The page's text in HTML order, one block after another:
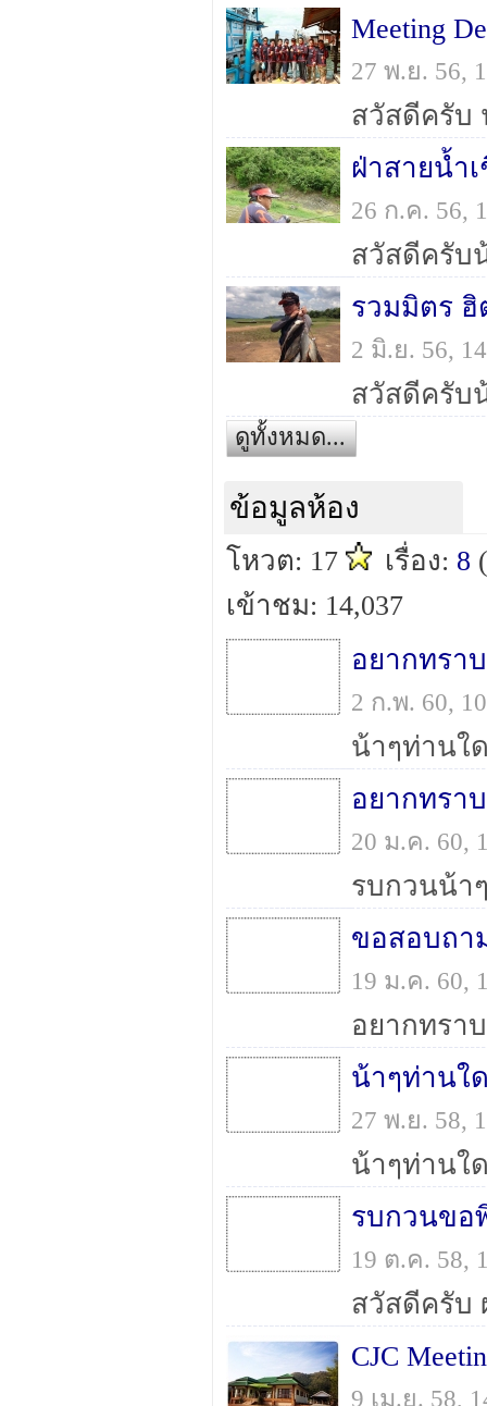
Meeting
27 พ.ย. 56,
26 ก.ค. 56,
รวมมิตร ฮิ
2 มิ.ย. 56,
ดูทั้งหมด...
ข้อมูลห้อง
โหวต: 17 เรื่อง: 8
เข้าชม: 14,037
อยากทรา
2 ก.พ. 60,
อยากทรา
20 ม.ค. 60,
ขอสอบถา
19 ม.ค. 60,
27 พ.ย. 58,
19 ต.ค. 58,
CJC
9 เม.ย. 58,